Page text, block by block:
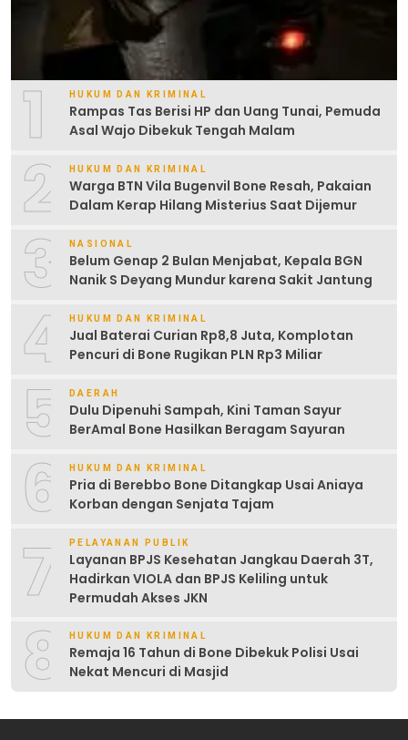
1 HUKUM DAN KRIMINAL
Rampas Tas Berisi HP dan Uang Tunai, Pemuda
Asal Wajo Dibekuk Tengah Malam
2 HUKUM DAN KRIMINAL
Warga BTN Vila Bugenvil Bone Resah, Pakaian
Dalam Kerap Hilang Misterius Saat Dijemur
3 NASIONAL
Belum Genap 2 Bulan Menjabat, Kepala BGN
Nanik S Deyang Mundur karena Sakit Jantung
4 HUKUM DAN KRIMINAL
Jual Baterai Curian Rp8,8 Juta, Komplotan
Pencuri di Bone Rugikan PLN Rp3 Miliar
5 DAERAH
Dulu Dipenuhi Sampah, Kini Taman Sayur
BerAmal Bone Hasilkan Beragam Sayuran
6 HUKUM DAN KRIMINAL
Pria di Berebbo Bone Ditangkap Usai Aniaya
Korban dengan Senjata Tajam
7 PELAYANAN PUBLIK
Layanan BPJS Kesehatan Jangkau Daerah 3T,
Hadirkan VIOLA dan BPJS Keliling untuk
Permudah Akses JKN
8 HUKUM DAN KRIMINAL
Remaja 16 Tahun di Bone Dibekuk Polisi Usai
Nekat Mencuri di Masjid